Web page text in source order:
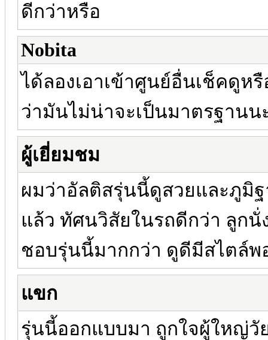
ดีกว่าหรือ
Nobita
ได้ลองเอาเข้าศูนย์อื่นเช็คดูห
ว่ามันไม่น่าจะเป็นมาตรฐานน
ผู้เยี่ยมชม
ผมว่าอัลติสรุ่นนี้ดูสวยและภูมิ
แล้ว ทัศนวิสัยในรถดีกว่า ลูก
ชอบรุ่นนี้มากกว่า ดูดีมีสไตล์พ
แขก
รุ่นนี้ออกแบบมา ถูกใจผู้ใหญ่วั